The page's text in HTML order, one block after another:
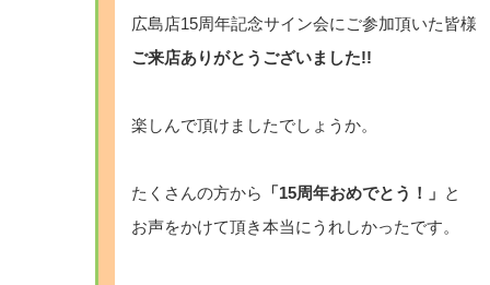
広島店15周年記念サイン会にご参加頂いた皆様
ご来店ありがとうございました!!
楽しんで頂けましたでしょうか。
たくさんの方から 「15周年おめでとう！」
と
お声をかけて頂き本当にうれしかったです。